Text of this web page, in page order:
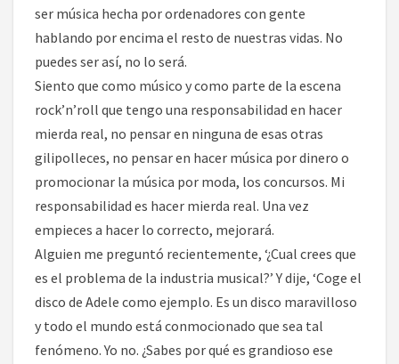
ser música hecha por ordenadores con gente
hablando por encima el resto de nuestras vidas. No
puedes ser así, no lo será.
Siento que como músico y como parte de la escena
rock’n’roll que tengo una responsabilidad en hacer
mierda real, no pensar en ninguna de esas otras
gilipolleces, no pensar en hacer música por dinero o
promocionar la música por moda, los concursos. Mi
responsabilidad es hacer mierda real. Una vez
empieces a hacer lo correcto, mejorará.
Alguien me preguntó recientemente, ‘¿Cual crees que
es el problema de la industria musical?’ Y dije, ‘Coge el
disco de Adele como ejemplo. Es un disco maravilloso
y todo el mundo está conmocionado que sea tal
fenómeno. Yo no. ¿Sabes por qué es grandioso ese